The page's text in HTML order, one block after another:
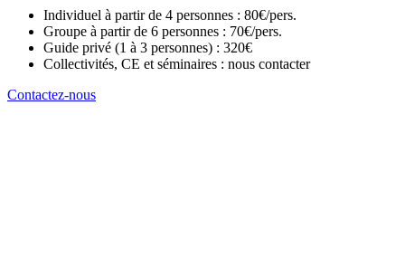
Individuel à partir de 4 personnes : 80€/pers.
Groupe à partir de 6 personnes : 70€/pers.
Guide privé (1 à 3 personnes) : 320€
Collectivités, CE et séminaires : nous contacter
Contactez-nous